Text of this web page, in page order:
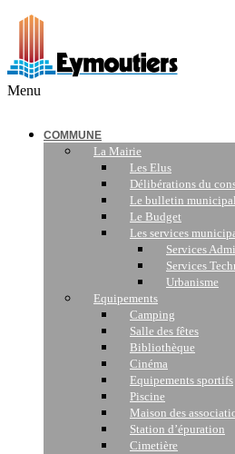
Menu
COMMUNE
La Mairie
Les Elus
Délibérations du
Le bulletin municipal
Le Budget
Les services
Services
Services
Urbanisme
Equipements
Camping
Salle des fêtes
Bibliothèque
Cinéma
Equipements sportifs
Piscine
Maison des
Station d’épuration
Cimetière